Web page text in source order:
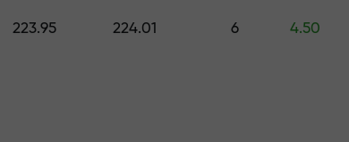
—
223.95 224.01 6 4.50